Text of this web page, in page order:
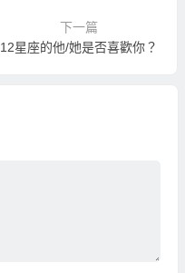
下一篇
12星座的他/她是否喜歡你？